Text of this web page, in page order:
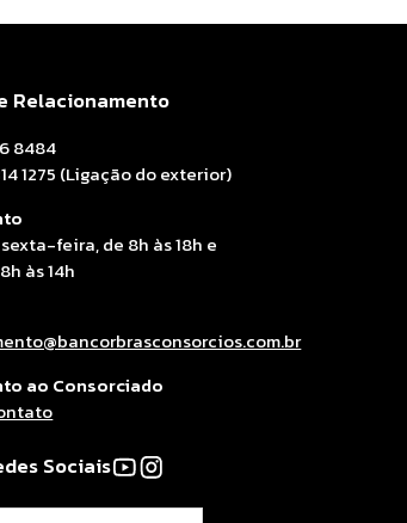
Relacionamento
8484
1275 (Ligação do exterior)
feira, de 8h às 18h e
às 14h
ao Consorciado
Sociais